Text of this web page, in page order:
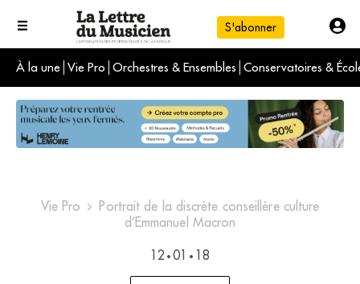
S'abonner
À la une Vie Pro Orchestres & Ensembles Conservatoires &
L'info du jour
Le numéro du mois
International
Vie Pro
Portrait de la discrète conseillère culture
d’Emmanuel Macron
12 • 01 • 18